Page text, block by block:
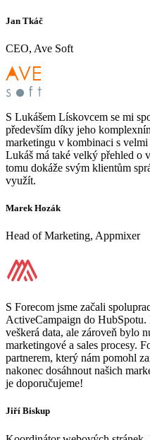
Jan Tkáč
CEO, Ave Soft
S Lukášem Lískovcem se mi
především díky jeho
marketingu v kombinaci s
Lukáš má také velký přehled o
tomu dokáže svým klientům
využít.
Marek Hozák
Head of Marketing, Appmixer
S Forecom jsme začali
ActiveCampaign do HubSpotu.
veškerá data, ale zároveň bylo
marketingové a sales procesy.
partnerem, který nám pomohl
nakonec dosáhnout našich
je doporučujeme!
Jiří Biskup